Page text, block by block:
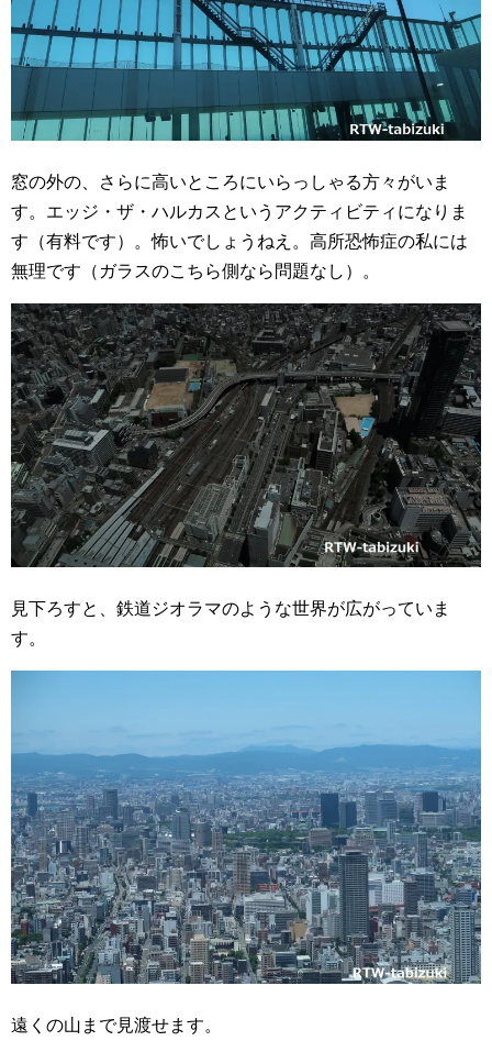
窓の外の、さらに高いところにいらっしゃる方々がいま
す。エッジ・ザ・ハルカスというアクティビティになりま
す（有料です）。怖いでしょうねえ。高所恐怖症の私には
無理です（ガラスのこちら側なら問題なし）。
見下ろすと、鉄道ジオラマのような世界が広がっていま
す。
遠くの山まで見渡せます。